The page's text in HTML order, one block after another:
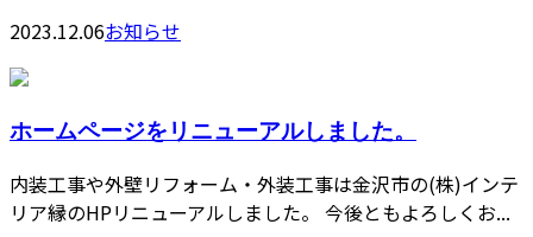
2023.12.06お知らせ
ホームページをリニューアルしました。
内装工事や外壁リフォーム・外装工事は金沢市の(株)インテ
リア縁のHPリニューアルしました。 今後ともよろしくお...